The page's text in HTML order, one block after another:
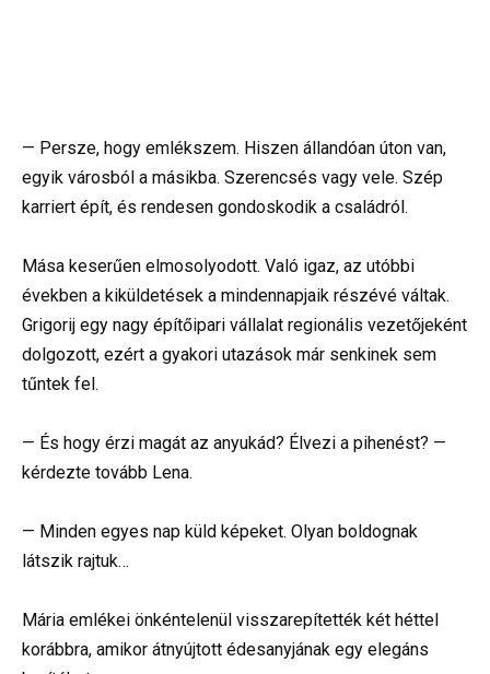
— Persze, hogy emlékszem. Hiszen állandóan úton van,
egyik városból a másikba. Szerencsés vagy vele. Szép
karriert épít, és rendesen gondoskodik a családról.
Mása keserűen elmosolyodott. Való igaz, az utóbbi
években a kiküldetések a mindennapjaik részévé váltak.
Grigorij egy nagy építőipari vállalat regionális vezetőjeként
dolgozott, ezért a gyakori utazások már senkinek sem
tűntek fel.
— És hogy érzi magát az anyukád? Élvezi a pihenést? —
kérdezte tovább Lena.
— Minden egyes nap küld képeket. Olyan boldognak
látszik rajtuk…
Mária emlékei önkéntelenül visszarepítették két héttel
korábbra, amikor átnyújtott édesanyjának egy elegáns